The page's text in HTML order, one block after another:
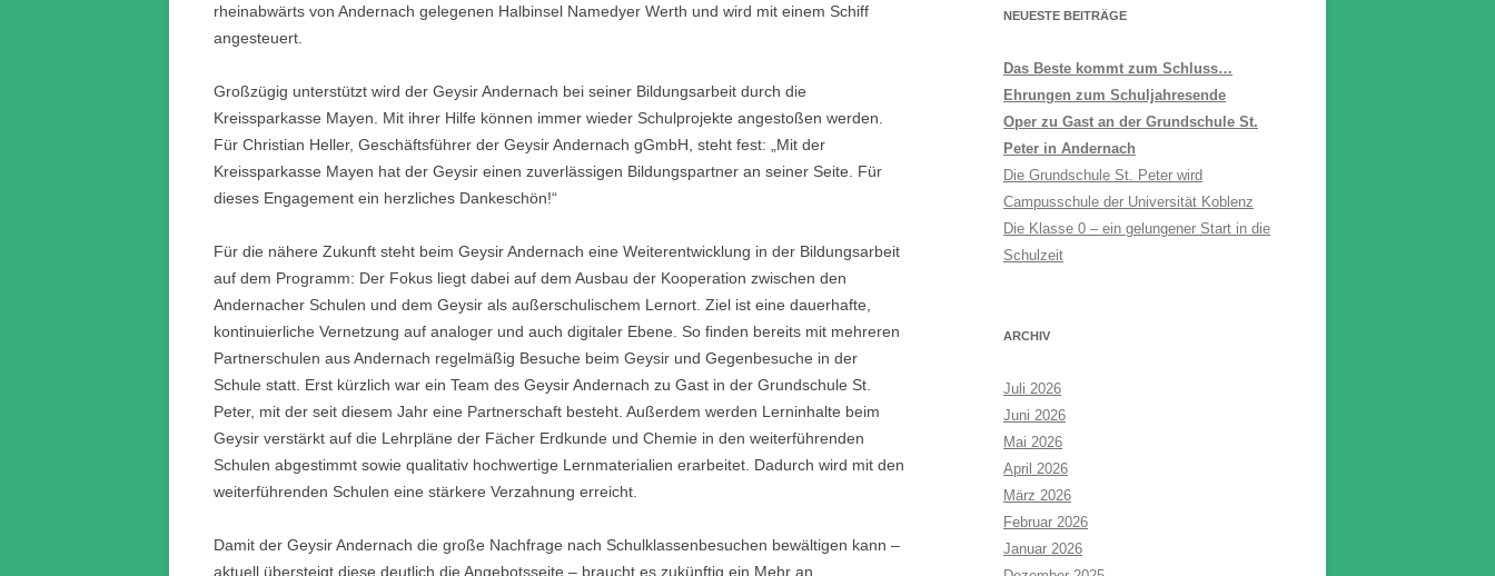
rheinabwärts von Andernach gelegenen Halbinsel Namedyer Werth und wird mit einem Schiff
angesteuert.
Großzügig unterstützt wird der Geysir Andernach bei seiner Bildungsarbeit durch die
Kreissparkasse Mayen. Mit ihrer Hilfe können immer wieder Schulprojekte angestoßen werden.
Für Christian Heller, Geschäftsführer der Geysir Andernach gGmbH, steht fest: „Mit der
Kreissparkasse Mayen hat der Geysir einen zuverlässigen Bildungspartner an seiner Seite. Für
dieses Engagement ein herzliches Dankeschön!“
Für die nähere Zukunft steht beim Geysir Andernach eine Weiterentwicklung in der Bildungsarbeit
auf dem Programm: Der Fokus liegt dabei auf dem Ausbau der Kooperation zwischen den
Andernacher Schulen und dem Geysir als außerschulischem Lernort. Ziel ist eine dauerhafte,
kontinuierliche Vernetzung auf analoger und auch digitaler Ebene. So finden bereits mit mehreren
Partnerschulen aus Andernach regelmäßig Besuche beim Geysir und Gegenbesuche in der
Schule statt. Erst kürzlich war ein Team des Geysir Andernach zu Gast in der Grundschule St.
Peter, mit der seit diesem Jahr eine Partnerschaft besteht. Außerdem werden Lerninhalte beim
Geysir verstärkt auf die Lehrpläne der Fächer Erdkunde und Chemie in den weiterführenden
Schulen abgestimmt sowie qualitativ hochwertige Lernmaterialien erarbeitet. Dadurch wird mit den
weiterführenden Schulen eine stärkere Verzahnung erreicht.
Damit der Geysir Andernach die große Nachfrage nach Schulklassenbesuchen bewältigen kann –
aktuell übersteigt diese deutlich die Angebotsseite – braucht es zukünftig ein Mehr an
NEUESTE BEITRÄGE
Das Beste kommt zum Schluss…
Ehrungen zum Schuljahresende
Oper zu Gast an der Grundschule St.
Peter in Andernach
Die Grundschule St. Peter wird
Campusschule der Universität Koblenz
Die Klasse 0 – ein gelungener Start in die
Schulzeit
ARCHIV
Juli 2026
Juni 2026
Mai 2026
April 2026
März 2026
Februar 2026
Januar 2026